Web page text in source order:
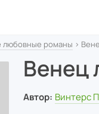
романы ›
Венец
Автор: Винтерс